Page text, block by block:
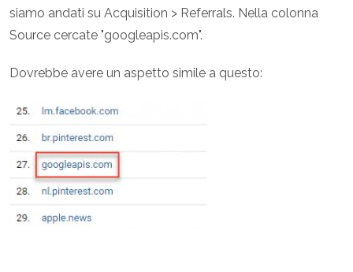
siamo andati su Acquisition > Referrals. Nella colonna
Source cercate "googleapis.com".
Dovrebbe avere un aspetto simile a questo: